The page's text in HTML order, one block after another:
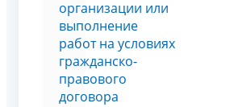
организации или
выполнение
работ на условиях
гражданско-
правового
договора